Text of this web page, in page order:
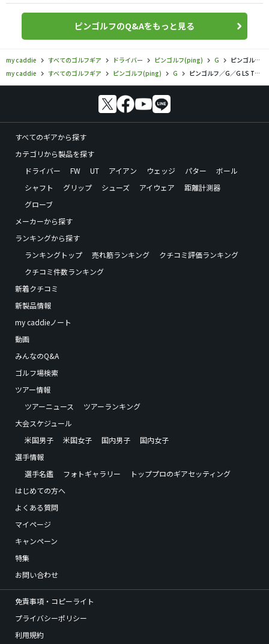
ピンゴルフのQ&Aをもっと見る
my caddie すべてのゴルフギア ドライバー ピンゴルフ(ping) G
ピンゴルフ／G／G LS TECドライバーの口コミ評価
my caddie
すべてのゴルフギア ピンゴルフ(ping) G ピンゴルフ／G／G LS TECドライバーの口コミ評価
すべてのギアから探す
カテゴリから製品を探す
ドライバー
FW UT アイアン ウェッジ パター
ボール
シャフト
グリップ シューズ アイウェア
距離計測器
グローブ
メーカーから探す
ランキングから探す
ランキングトップ
売れ筋ランキング
クチコミ評価ランキング
クチコミ件数ランキング
新着クチコミ
新製品情報
my caddieノート
動画
みんなのQ&A
ゴルフ場検索
ツアー情報
ツアーニュース
ツアーランキング
大会スケジュール
米国男子
米国女子 国内男子
国内女子
選手情報
選手名鑑
フォトギャラリー
トッププロのギアセッティング
はじめての方へ
よくある質問
マイページ
キャンペーン
特集
お問い合わせ
免責事項・コピーライト
プライバシーポリシー
利用規約